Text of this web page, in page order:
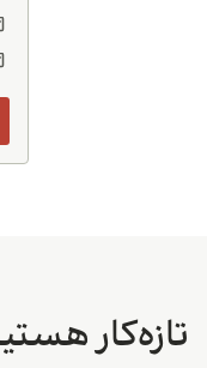
تازه‌کار